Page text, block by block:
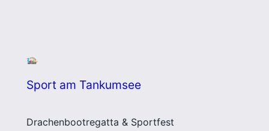
Sport am Tankumsee
Drachenbootregatta & Sportfest